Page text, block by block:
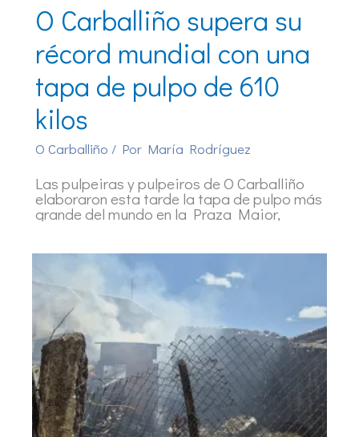
O Carballiño supera su
récord mundial con una
tapa de pulpo de 610
kilos
O Carballiño / Por María Rodríguez
Las pulpeiras y pulpeiros de O Carballiño
elaboraron esta tarde la tapa de pulpo más
grande del mundo en la Praza Maior,